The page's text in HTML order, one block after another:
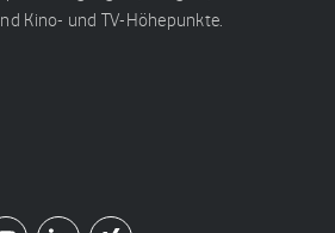
Kino- und TV-Höhepunkte.